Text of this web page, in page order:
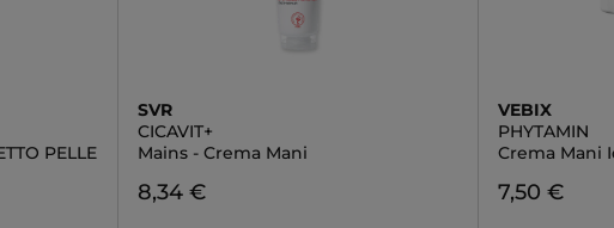
PELLE
SVR
CICAVIT+
Mains - Crema Mani
8,34 €
VEBIX
PHYTAMIN
Crema Mani
7,50 €